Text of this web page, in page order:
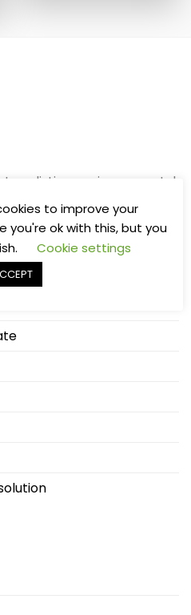
se distinge prin conceptul
to improve your
you're ok with this, but you
Cookie settings